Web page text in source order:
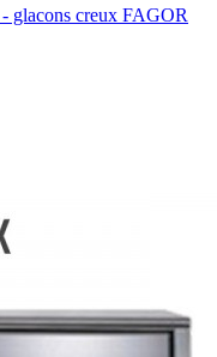
glacons creux FAGOR